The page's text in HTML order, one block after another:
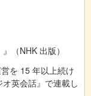
（NHK 出版）
を 15 年以上続け
英会話』で連載し